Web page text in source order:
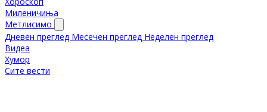
Миленичиња
Метлисимо
Дневен преглед Месечен преглед Неделен преглед
Видеа
Хумор
Сите вести